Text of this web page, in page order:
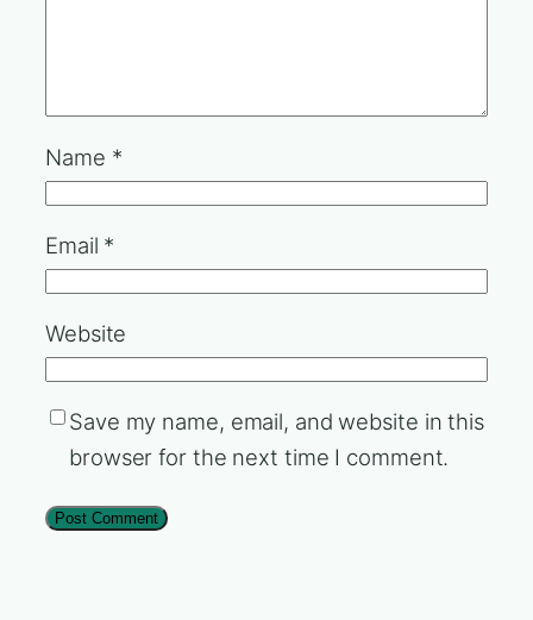
Name *
Email *
Website
Save my name, email, and website in this
browser for the next time I comment.